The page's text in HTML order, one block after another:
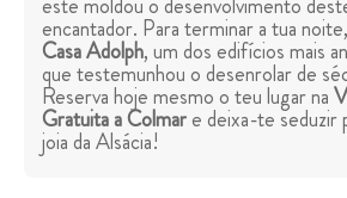
encantador. Para terminar a tua
Casa Adolph, um dos edifícios mais
que testemunhou o desenrolar de
Reserva hoje mesmo o teu lugar na
Gratuita a Colmare deixa-te seduzir
joia da Alsácia!